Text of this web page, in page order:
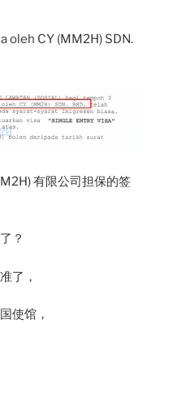
oleh CY (MM2H) SDN.
有限公司担保的签
？
了，
使馆，